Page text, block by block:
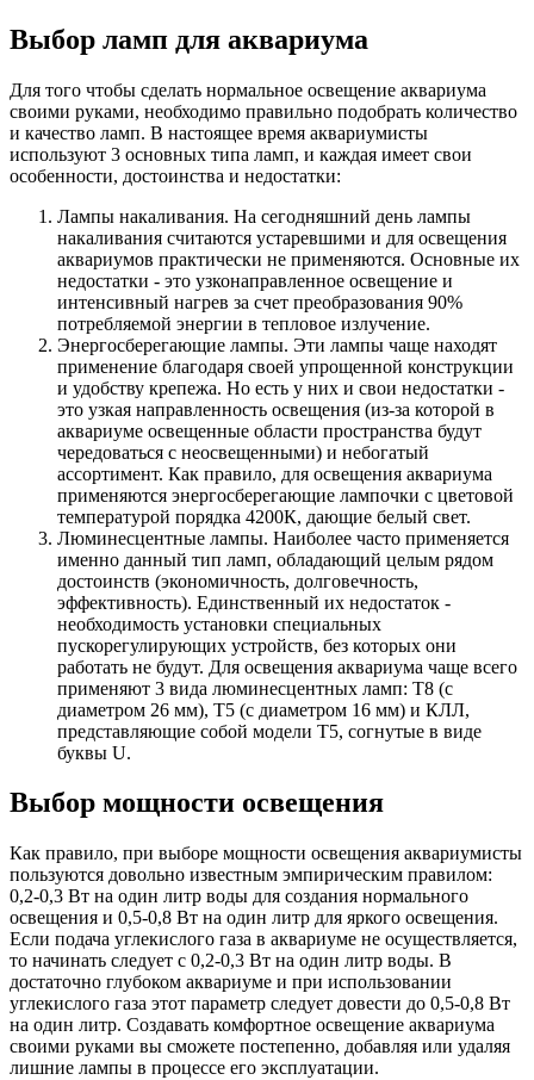
Выбор ламп для аквариума
Для того чтобы сделать нормальное освещение аквариума
своими руками, необходимо правильно подобрать количество
и качество ламп. В настоящее время аквариумисты
используют 3 основных типа ламп, и каждая имеет свои
особенности, достоинства и недостатки:
Лампы накаливания. На сегодняшний день лампы
накаливания считаются устаревшими и для освещения
аквариумов практически не применяются. Основные их
недостатки - это узконаправленное освещение и
интенсивный нагрев за счет преобразования 90%
потребляемой энергии в тепловое излучение.
Энергосберегающие лампы. Эти лампы чаще находят
применение благодаря своей упрощенной конструкции
и удобству крепежа. Но есть у них и свои недостатки -
это узкая направленность освещения (из-за которой в
аквариуме освещенные области пространства будут
чередоваться с неосвещенными) и небогатый
ассортимент. Как правило, для освещения аквариума
применяются энергосберегающие лампочки с цветовой
температурой порядка 4200К, дающие белый свет.
Люминесцентные лампы. Наиболее часто применяется
именно данный тип ламп, обладающий целым рядом
достоинств (экономичность, долговечность,
эффективность). Единственный их недостаток -
необходимость установки специальных
пускорегулирующих устройств, без которых они
работать не будут. Для освещения аквариума чаще всего
применяют 3 вида люминесцентных ламп: Т8 (с
диаметром 26 мм), Т5 (с диаметром 16 мм) и КЛЛ,
представляющие собой модели Т5, согнутые в виде
буквы U.
Выбор мощности освещения
Как правило, при выборе мощности освещения аквариумисты
пользуются довольно известным эмпирическим правилом:
0,2-0,3 Вт на один литр воды для создания нормального
освещения и 0,5-0,8 Вт на один литр для яркого освещения.
Если подача углекислого газа в аквариуме не осуществляется,
то начинать следует с 0,2-0,3 Вт на один литр воды. В
достаточно глубоком аквариуме и при использовании
углекислого газа этот параметр следует довести до 0,5-0,8 Вт
на один литр. Создавать комфортное освещение аквариума
своими руками вы сможете постепенно, добавляя или удаляя
лишние лампы в процессе его эксплуатации.